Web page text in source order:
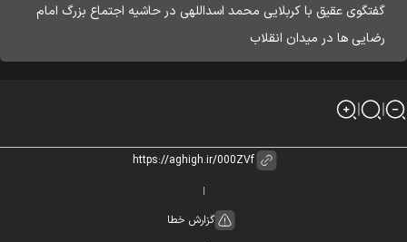
گفتگوی عقیق با کربلایی محمد اسداللهی در حاشیه اجتماع بزرگ امام
رضایی ها در میدان انقلاب
گزارش خطا